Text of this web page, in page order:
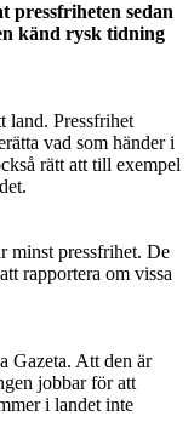
pressfriheten sedan
känd rysk tidning
land. Pressfrihet
vad som händer i
rätt att till exempel
minst pressfrihet. De
rapportera om vissa
Gazeta. Att den är
jobbar för att
i landet inte